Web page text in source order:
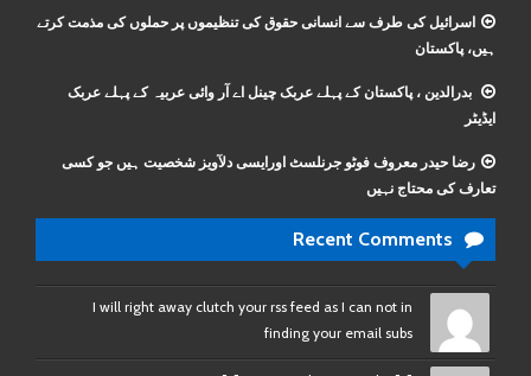
اسرائیل کی طرف سے انسانی حقوق کی تنظیموں پر حملوں کی مذمت کرتے
ہیں، پاکستان
بدرالدین ، پاکستان کے پہلے عربک چینل اے آر وائی عربیہ کے پہلے عربک
ایڈیٹر
رضا حیدر معروف فوٹو جرنلسٹ اورایسی دلآویز شخصیت ہیں جو کسی
تعارف کی محتاج نہیں
Recent Comments
I will right away clutch your rss feed as I can not in
finding your email subs